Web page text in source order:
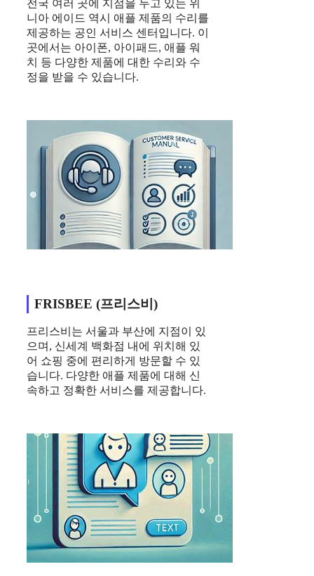
전국 여러 곳에 지점을 두고 있는 위
니아 에이드 역시 애플 제품의 수리를
제공하는 공인 서비스 센터입니다. 이
곳에서는 아이폰, 아이패드, 애플 워
치 등 다양한 제품에 대한 수리와 수
정을 받을 수 있습니다.
FRISBEE (프리스비)
프리스비는 서울과 부산에 지점이 있
으며, 신세계 백화점 내에 위치해 있
어 쇼핑 중에 편리하게 방문할 수 있
습니다. 다양한 애플 제품에 대해 신
속하고 정확한 서비스를 제공합니다.